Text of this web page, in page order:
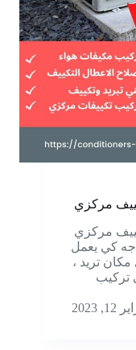
/ فني تكييف مركزي
كي يعمل
تريد ،
تركيب
2023